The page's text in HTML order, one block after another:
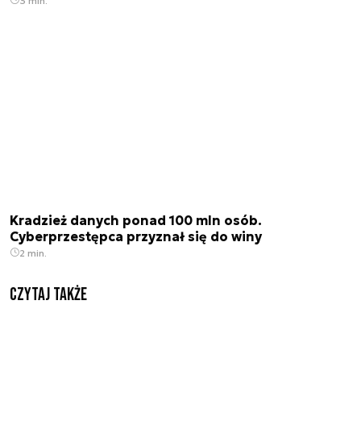
Kradzież danych ponad 100 mln osób.
Cyberprzestępca przyznał się do winy
2 min.
Czytaj także